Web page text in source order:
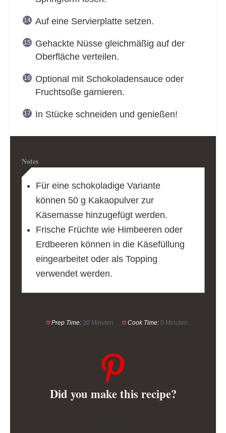
Auf eine Servierplatte setzen.
Gehackte Nüsse gleichmäßig auf der
Oberfläche verteilen.
Optional mit Schokoladensauce oder
Fruchtsoße garnieren.
In Stücke schneiden und genießen!
Notes
Für eine schokoladige Variante
können 50 g Kakaopulver zur
Käsemasse hinzugefügt werden.
Frische Früchte wie Himbeeren oder
Erdbeeren können in die Käsefüllung
eingearbeitet oder als Topping
verwendet werden.
Prep Time: 30 Minuten Cook Time: 0 Minuten
Did you make this recipe?